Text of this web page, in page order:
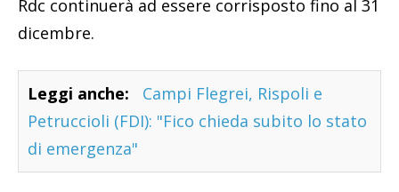
Rdc continuerà ad essere corrisposto fino al 31
dicembre.
Leggi anche:
Campi Flegrei, Rispoli e
Petruccioli (FDI): "Fico chieda subito lo stato
di emergenza"